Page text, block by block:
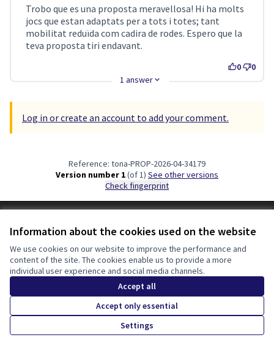
Information about the cookies used on the website
We use cookies on our website to improve the performance and
content of the site. The cookies enable us to provide a more
individual user experience and social media channels.
Accept all
Accept only essential
Settings
Trobo que es una proposta meravellosa! Hi ha molts
jocs que estan adaptats per a tots i totes; tant
mobilitat reduïda com cadira de rodes. Espero que la
teva proposta tiri endavant.
0
0
1 answer
Log in or create an account to add your comment.
Reference: tona-PROP-2026-04-34179
Version number 1(of 1)
see other versions
Check fingerprint
Cookie settings
Tona participa at X
(External link)
Tona participa at Facebook
(External link)
Tona participa at Instagram
(External link)
English
Triar la llengua Elegir el idiomaChoose language
Website made withfree software .
Creative
(External